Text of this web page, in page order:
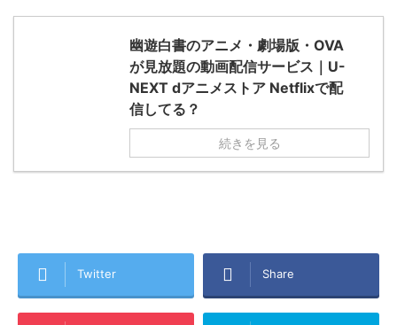
幽遊白書のアニメ・劇場版・OVA
が見放題の動画配信サービス｜U-
NEXT dアニメストア Netflixで配
信してる？
続きを見る
Twitter Share